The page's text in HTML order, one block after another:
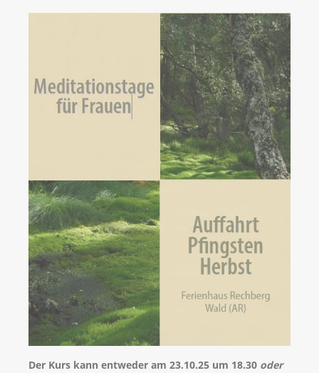
Der Kurs kann entweder am 23.10.25 um 18.30 oder